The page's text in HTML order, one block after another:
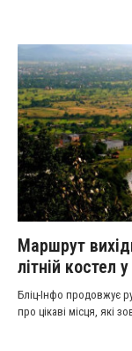
Маршрут
літній костел
Бліц-Інфо продовжує
про цікаві місця, які